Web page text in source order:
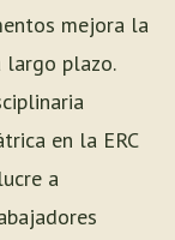
mejora la
largo plazo.
en la ERC
a